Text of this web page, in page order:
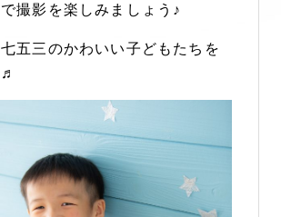
撮影を楽しみましょう♪
五三のかわいい子どもたちを